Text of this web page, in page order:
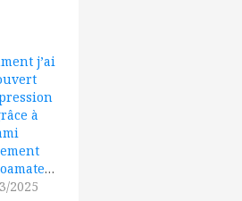
j’ai
à
radioamateur.
2025